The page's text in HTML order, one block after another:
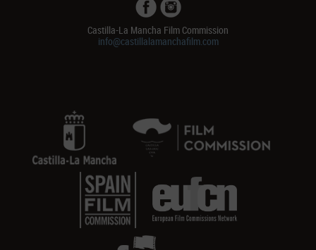
Castilla-La Mancha Film Commission
info@castillalamanchafilm.com